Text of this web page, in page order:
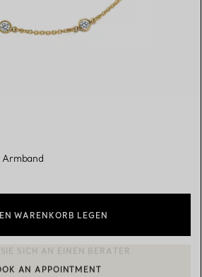
Armband
WARENKORB LEGEN
KONTAKTIEREN ODER EINEN
AN APPOINTMENT